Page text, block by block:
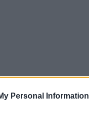
Personal Information